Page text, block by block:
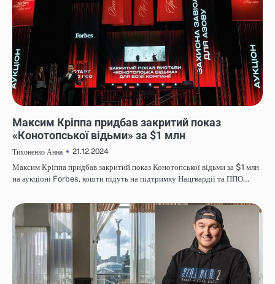
Максим Кріппа придбав закритий показ
«Конотопської відьми» за $1 млн
Тихоненко Анна
21.12.2024
Максим Кріппа придбав закритий показ Конотопської відьми за $1 млн
на аукціоні Forbes, кошти підуть на підтримку Нацгвардії та ППО…